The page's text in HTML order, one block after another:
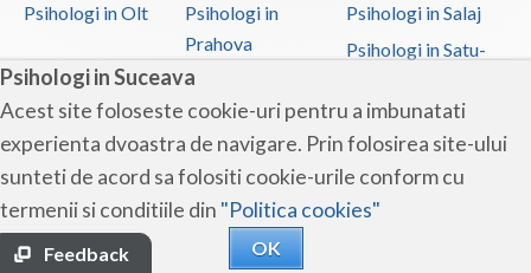
Psihologi in Suceava
Acest site foloseste cookie-uri pentru a imbunatati
experienta dvoastra de navigare. Prin folosirea site-ului
sunteti de acord sa folositi cookie-urile conform cu
termenii si conditiile din "Politica cookies"
OK
Feedback
Psihologi in Olt
Psihologi in
Prahova
Psihologi in Salaj
Psihologi in Satu-
Psihologi in Sibiu
Psihologi in
Suceava
Psihologi in
Teleorman
Psihologi in Timis
Psihologi in Tulcea Psihologi in Valcea
Psihologi in Vaslui
Psihologi in
Vrancea